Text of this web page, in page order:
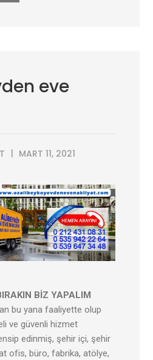
eve
MART 11, 2021
BİZ YAPALIM
bu yana faaliyette olup
ve güvenli hizmet
edinmiş, şehir içi, şehir
ofis, büro, fabrika, atölye,